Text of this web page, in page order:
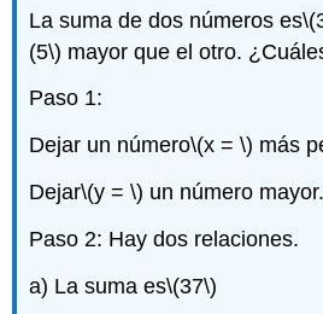
B
Problema
de
práctica\
Conjunto
Muestras
(Problemas
Mezcla)
La suma de dos números es
(5\) mayor que el otro.
Paso 1:
Dejar un número\(x = \) más
Dejar\(y = \) un número mayor.
Paso 2: Hay dos relaciones.
a) La suma es\(37\)